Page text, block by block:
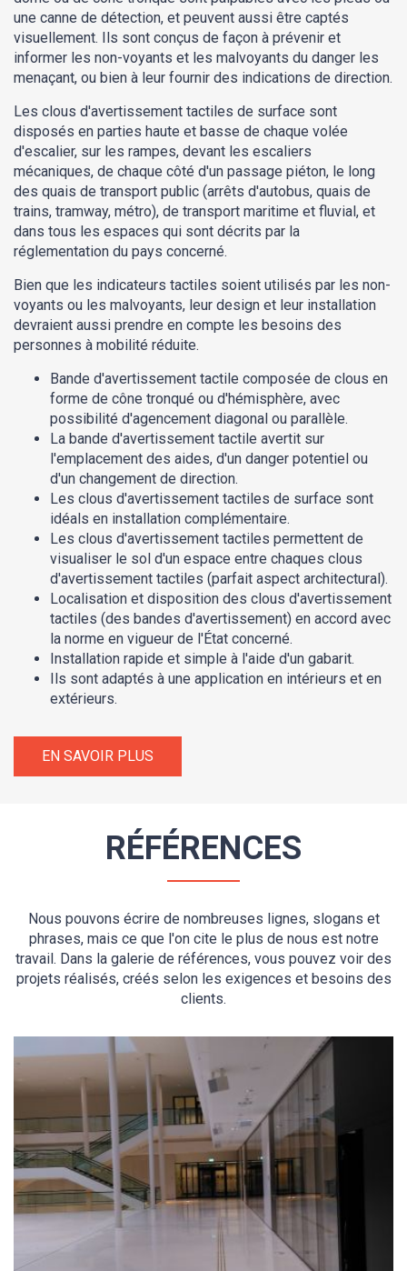
une canne de détection, et peuvent aussi être captés
visuellement. Ils sont conçus de façon à prévenir et
informer les non-voyants et les malvoyants du danger les
menaçant, ou bien à leur fournir des indications de direction.
Les clous d'avertissement tactiles de surface sont
disposés en parties haute et basse de chaque volée
d'escalier, sur les rampes, devant les escaliers
mécaniques, de chaque côté d'un passage piéton, le long
des quais de transport public (arrêts d'autobus, quais de
trains, tramway, métro), de transport maritime et fluvial, et
dans tous les espaces qui sont décrits par la
réglementation du pays concerné.
Bien que les indicateurs tactiles soient utilisés par les non-
voyants ou les malvoyants, leur design et leur installation
devraient aussi prendre en compte les besoins des
personnes à mobilité réduite.
Bande d'avertissement tactile composée de clous en
forme de cône tronqué ou d'hémisphère, avec
possibilité d'agencement diagonal ou parallèle.
La bande d'avertissement tactile avertit sur
l'emplacement des aides, d'un danger potentiel ou
d'un changement de direction.
Les clous d'avertissement tactiles de surface sont
idéals en installation complémentaire.
Les clous d'avertissement tactiles permettent de
visualiser le sol d'un espace entre chaques clous
d'avertissement tactiles (parfait aspect architectural).
Localisation et disposition des clous d'avertissement
tactiles (des bandes d'avertissement) en accord avec
la norme en vigueur de l'État concerné.
Installation rapide et simple à l'aide d'un gabarit.
Ils sont adaptés à une application en intérieurs et en
extérieurs.
EN SAVOIR PLUS
RÉFÉRENCES
Nous pouvons écrire de nombreuses lignes, slogans et
phrases, mais ce que l'on cite le plus de nous est notre
travail. Dans la galerie de références, vous pouvez voir des
projets réalisés, créés selon les exigences et besoins des
clients.